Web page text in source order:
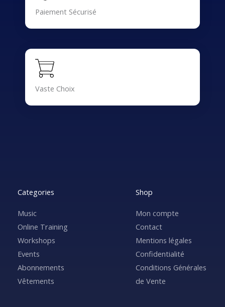
Paiement Sécurisé
Vaste Choix
Categories
Music
Online Training
Workshops
Events
Abonnements
Vêtements
Shop
Mon compte
Contact
Mentions légales
Confidentialité
Conditions Générales
de Vente